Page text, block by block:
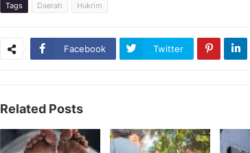
Tags Daerah Hukrim
Facebook Twitter
Related Posts